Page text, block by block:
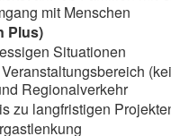
mit Menschen
Plus)
Situationen
Regionalverkehr
zu langfristigen